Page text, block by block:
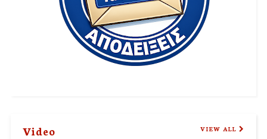
Video VIEW ALL